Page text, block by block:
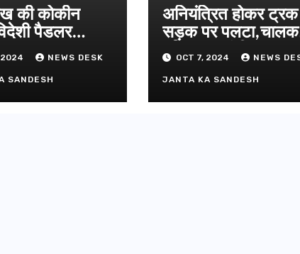
की कोकीन
पैडलर
2024 NEWS DESK
SANDESH
अनियंत्रित होकर ट्रक
सड़क पर
परिचालक गंभीर
OCT 7, 2024 NEWS
JANTA KA SANDESH
ग्रीनफील्ड
डीएम ने किया
AUGUST 6,